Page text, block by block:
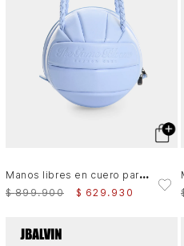
M
anos libres en cuero para hombre Balón
$ 899.900 $ 629 . 930